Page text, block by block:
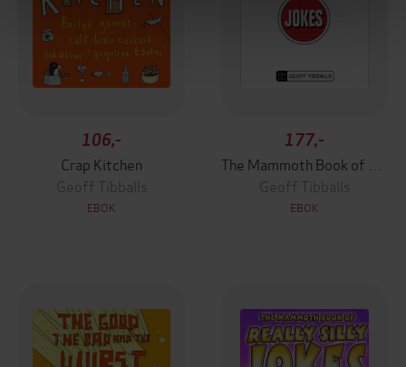
106,-
Crap Kitchen
Geoff Tibballs
EBOK
177,-
Geoff Tibballs
EBOK